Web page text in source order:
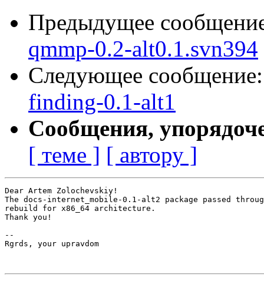
Предыдущее
qmmp-0.2-alt0.1.svn394
Следующее
finding-0.1-alt1
Сообщения,
[ теме ] [ автору ]
Dear Artem Zolochevskiy!
The docs-internet_mobile-0.1-alt2 package passed
rebuild for x86_64 architecture.
Thank you!
--
Rgrds, your upravdom